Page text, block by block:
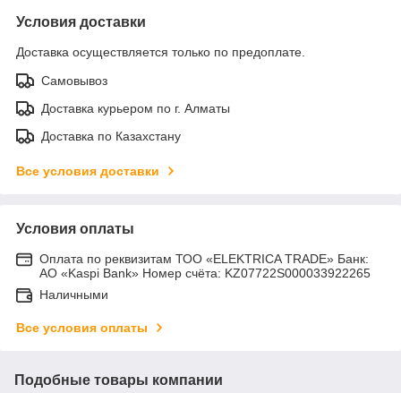
Условия доставки
Доставка осуществляется только по предоплате.
Самовывоз
Доставка курьером по г. Алматы
Доставка по Казахстану
Все условия доставки
Условия оплаты
Оплата по реквизитам ТОО «ELEKTRICA TRADE» Банк:
АО «Kaspi Bank» Номер счёта: KZ07722S000033922265
Наличными
Все условия оплаты
Подобные товары компании